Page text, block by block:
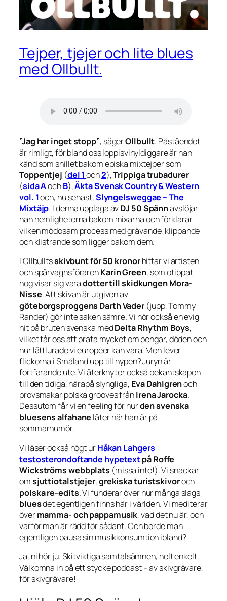
Tejper, tjejer och lite blues
med Ollbullt.
”Jag har inget stopp”, sägerOllbullt. Påståendet
är rimligt, för bland oss loppisvinyldiggare är han
känd som snillet bakom episka mixtejper som
Toppentjej (del 1och2),Trippiga trubadurer
(sida AochB),Äkta Svensk Country & Western
vol. 1och, nu senast,Slyngelsweggae – The
Mixtäjp. I denna upplaga avDJ 50 Spännavslöjar
han hemligheterna bakom mixarna och förklarar
vilken mödosam process med grävande, klippande
och klistrande som ligger bakom dem.
I Ollbulltsskivbunt för 50 kronorhittar vi artisten
och spårvagnsförarenKarin Green, som otippat
nog visar sig varadotter till skidkungen Mora-
Nisse. Att skivan är utgiven av
göteborgsproggens Darth Vader (jupp, Tommy
Rander) gör inte saken sämre. Vi hör också en evig
hit på bruten svenska medDelta Rhythm Boys,
vilket får oss att prata mycket om pengar, döden och
hur lättlurade vi européer kan vara. Men lever
flickorna i Småland upp till hypen? Juryn är
fortfarande ute. Vi återknyter också bekantskapen
till den tidiga, närapå slyngliga, Eva Dahlgrenoch
provsmakar polska grooves frånIrena Jarocka.
Dessutom får vi en feeling för hurden svenska
bluesens alfahane låter när han är på
sommarhumör.
Vi läser också högt urHåkan Lahgers
testosterondoftande hypetextpå Roffe
Wickströms webbplats (missa inte!). Vi snackar
omsjuttiotalstjejer,grekiska turistskivoroch
polska re-edits. Vi funderar över hur många slags
bluesdet egentligen finns här i världen. Vi mediterar
övermamma- och pappamusik, vad det nu är, och
varför man är rädd för sådant. Och borde man
egentligen pausa sin musikkonsumtion ibland?
Ja, ni hör ju. Skitviktiga samtalsämnen, helt enkelt.
Välkomna in på ett stycke podcast –av skivgrävare,
för skivgrävare!